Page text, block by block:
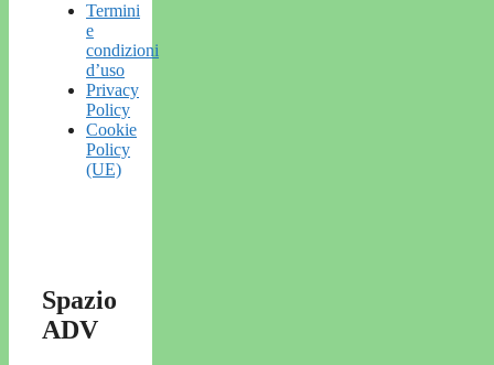
Termini
e
condizioni
d’uso
Privacy
Policy
Cookie
Policy
(UE)
Spazio
ADV